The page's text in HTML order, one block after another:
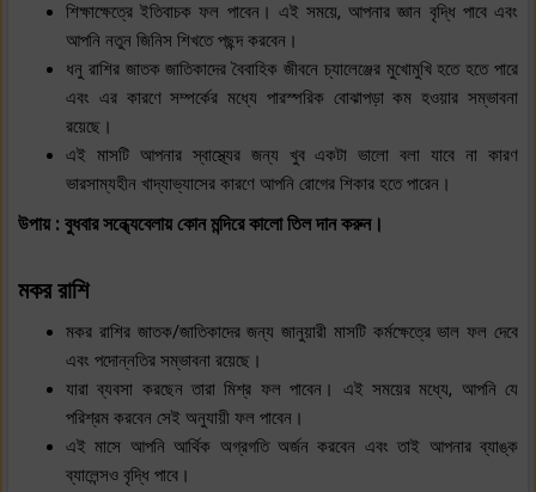
শিক্ষাক্ষেত্রে ইতিবাচক ফল পাবেন। এই সময়ে, আপনার জ্ঞান বৃদ্ধি পাবে এবং
আপনি নতুন জিনিস শিখতে পছন্দ করবেন।
ধনু রাশির জাতক জাতিকাদের বৈবাহিক জীবনে চ্যালেঞ্জের মুখোমুখি হতে হতে পারে
এবং এর কারণে সম্পর্কের মধ্যে পারস্পরিক বোঝাপড়া কম হওয়ার সম্ভাবনা
রয়েছে।
এই মাসটি আপনার স্বাস্থ্যের জন্য খুব একটা ভালো বলা যাবে না কারণ
ভারসাম্যহীন খাদ্যাভ্যাসের কারণে আপনি রোগের শিকার হতে পারেন।
উপায় : বুধবার সন্ধ্যেবেলায় কোন মন্দিরে কালো তিল দান করুন।
মকর রাশি
মকর রাশির জাতক/জাতিকাদের জন্য জানুয়ারী মাসটি কর্মক্ষেত্রে ভাল ফল দেবে
এবং পদোন্নতির সম্ভাবনা রয়েছে।
যারা ব্যবসা করছেন তারা মিশ্র ফল পাবেন। এই সময়ের মধ্যে, আপনি যে
পরিশ্রম করবেন সেই অনুযায়ী ফল পাবেন।
এই মাসে আপনি আর্থিক অগ্রগতি অর্জন করবেন এবং তাই আপনার ব্যাঙ্ক
ব্যালেন্সও বৃদ্ধি পাবে।